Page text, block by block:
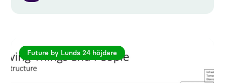
Future by Lunds 24 höjdare